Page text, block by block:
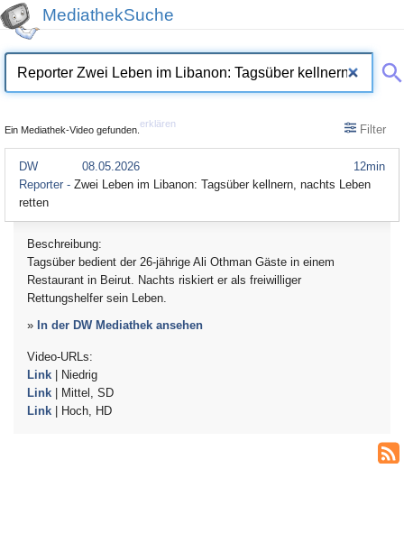
MediathekSuche
Ein Mediathek-Video gefunden.
erklären Filter
12min
DW
08.05.2026
Reporter - Zwei Leben im Libanon: Tagsüber kellnern, nachts Leben
retten
Beschreibung:
Tagsüber bedient der 26‑jährige Ali Othman Gäste in einem
Restaurant in Beirut. Nachts riskiert er als freiwilliger
Rettungshelfer sein Leben.
» In der DW Mediathek ansehen
Video-URLs:
Link | Niedrig
Link | Mittel, SD
Link | Hoch, HD